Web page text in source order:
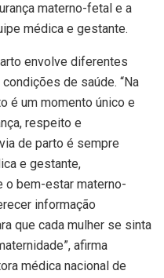
materno-fetal e a
médica e gestante.
envolve diferentes
de saúde. “Na
é um momento único e
respeito e
de parto é sempre
e gestante,
bem-estar materno-
informação
que cada mulher se sinta
afirma
médica nacional de